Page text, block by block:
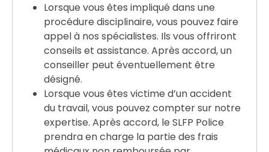
Lorsque vous êtes impliqué dans une
procédure disciplinaire, vous pouvez faire
appel à nos spécialistes. Ils vous offriront
conseils et assistance. Après accord, un
conseiller peut éventuellement être
désigné.
Lorsque vous êtes victime d’un accident
du travail, vous pouvez compter sur notre
expertise. Après accord, le SLFP Police
prendra en charge la partie des frais